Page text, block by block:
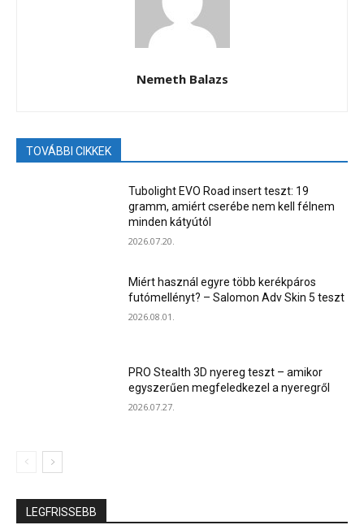
Nemeth Balazs
TOVÁBBI CIKKEK
Tubolight EVO Road insert teszt: 19
gramm, amiért cserébe nem kell félnem
minden kátyútól
2026.07.20.
Miért használ egyre több kerékpáros
futómellényt? – Salomon Adv Skin 5 teszt
2026.08.01.
PRO Stealth 3D nyereg teszt – amikor
egyszerűen megfeledkezel a nyeregről
2026.07.27.
LEGFRISSEBB